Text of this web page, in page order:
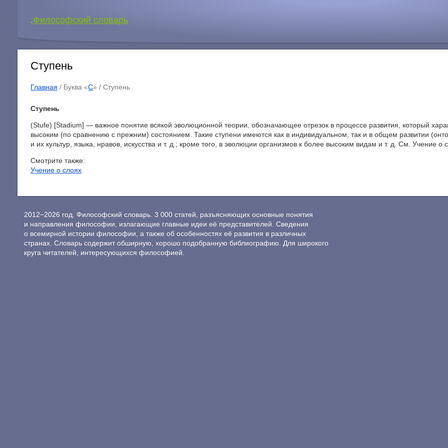
.Философский словарь
Ступень
Главная / Буква «С» / Ступень
Ступень
(Stufe) [Stadium] — важное понятие всякой эволюционной теории, обозначающее отрезок в процессе развития, который
высоким (по сравнению с прежним) состоянием. Такие ступени имеются как в индивидуальном, так и в общем развитии
и их культур, языка, нравов, искусства и т. д.; кроме того, в эволюции организмов к более высоким видам и т. д. См. Учение о
Смотрите также:
Учение о слоях
2012−2026 год. Философский словарь. 3 000 статей, разъясняющих основные понятия
и направления философии, излагающие главные идеи её представителей. Сведения
о всемирной истории философии, а также об особенностях её развития в различных
странах. Словарь содержит обширную, хорошо подобранную библиографию. Для широкого
круга читателей, интересующихся философией.